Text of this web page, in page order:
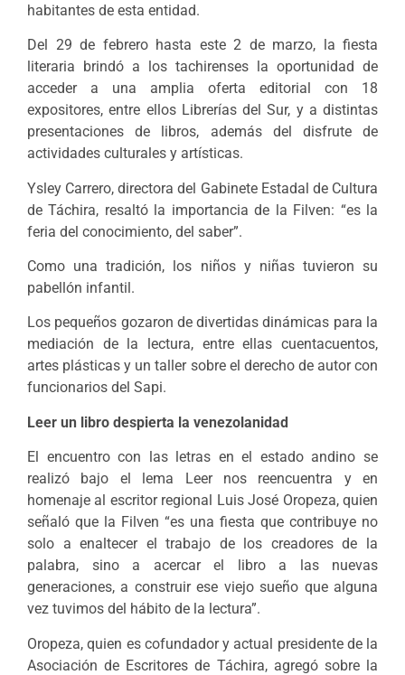
habitantes de esta entidad.
Del 29 de febrero hasta este 2 de marzo, la fiesta
literaria brindó a los tachirenses la oportunidad de
acceder a una amplia oferta editorial con 18
expositores, entre ellos Librerías del Sur, y a distintas
presentaciones de libros, además del disfrute de
actividades culturales y artísticas.
Ysley Carrero, directora del Gabinete Estadal de Cultura
de Táchira, resaltó la importancia de la Filven: “es la
feria del conocimiento, del saber”.
Como una tradición, los niños y niñas tuvieron su
pabellón infantil.
Los pequeños gozaron de divertidas dinámicas para la
mediación de la lectura, entre ellas cuentacuentos,
artes plásticas y un taller sobre el derecho de autor con
funcionarios del Sapi.
Leer un libro despierta la venezolanidad
El encuentro con las letras en el estado andino se
realizó bajo el lema Leer nos reencuentra y en
homenaje al escritor regional Luis José Oropeza, quien
señaló que la Filven “es una fiesta que contribuye no
solo a enaltecer el trabajo de los creadores de la
palabra, sino a acercar el libro a las nuevas
generaciones, a construir ese viejo sueño que alguna
vez tuvimos del hábito de la lectura”.
Oropeza, quien es cofundador y actual presidente de la
Asociación de Escritores de Táchira, agregó sobre la